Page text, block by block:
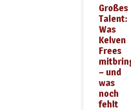
Großes
Talent:
Was
Kelven
Frees
– und
was
noch
fehlt